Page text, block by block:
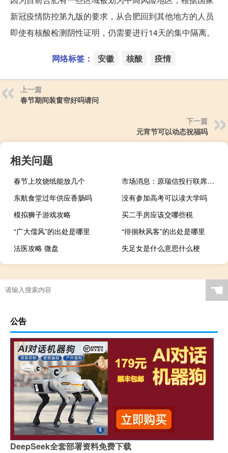
新冠疫情防控第九版的要求，从合肥回到其他地方的人员
即使有核酸检测阴性证明，仍需要进行14天的集中隔离。
网络标签： 安徽 核酸 疫情
上一篇
春节期间装窗帘好吗请问
下一篇
元宵节可以动态祝福吗
相关问题
春节上坟烧纸能放几个
市场消息：原瑞信投行联席主管David Miller将加入桑坦德银行
东航食堂过年供应香肠吗
没有参加高考可以读大学吗
模拟狮子游戏攻略
买二手房应该交哪些税
“广大儒风”的出处是哪里
“徘徊秋风客”的出处是哪里
法医攻略 微盘
失足女是什么意思什么梗
☚
公告
DeepSeek全套部署资料免费下载